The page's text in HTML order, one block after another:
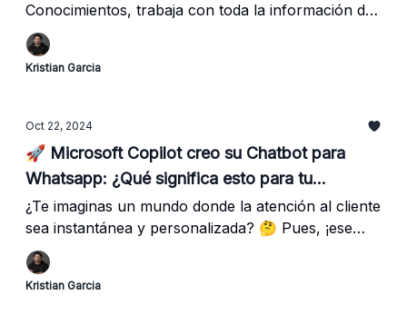
Conocimientos, trabaja con toda la información de
tu empresa para que tu IA responda lo que
necesites.
Kristian Garcia
Oct 22, 2024
🚀 Microsoft Copilot creo su Chatbot para
Whatsapp: ¿Qué significa esto para tu
empresa?
¿Te imaginas un mundo donde la atención al cliente
sea instantánea y personalizada? 🤔 Pues, ¡ese
mundo ya es una realidad! Si Microsoft lo hace
debemos de seguirlo.
Kristian Garcia